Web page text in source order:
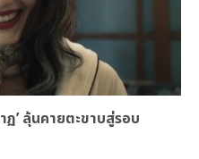
ฏ’ ลุ้นคายตะขาบสู่รอบ